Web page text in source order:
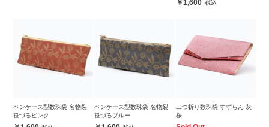
1,600
ペンケース型数珠袋 名物裂
笹づるピンク
ペンケース型数珠袋 名物裂
笹づるブルー
二つ折り数珠袋 すずらん 灰
桜